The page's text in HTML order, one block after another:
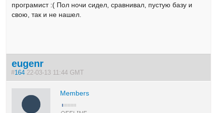
програмист :( Пол ночи сидел, сравнивал, пустую базу и
свою, так и не нашел.
eugenr
#164 22-03-13 11:44 GMT
Members